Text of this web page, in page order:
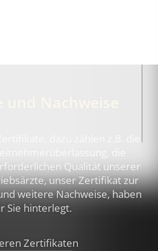
die
Qualität unserer
unser Zertifikat zur
weitere Nachweise,haben
Sie hinterlegt.
Zertifikaten